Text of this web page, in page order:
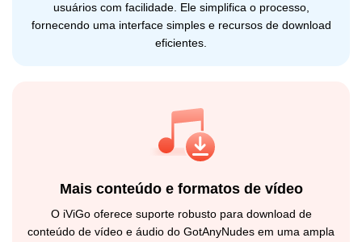
usuários com facilidade. Ele simplifica o processo,
fornecendo uma interface simples e recursos de download
eficientes.
Mais conteúdo e formatos de vídeo
O iViGo oferece suporte robusto para download de
conteúdo de vídeo e áudio do GotAnyNudes em uma ampla